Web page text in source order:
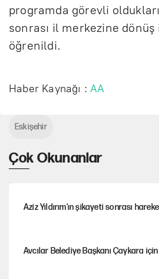
programda görevli
sonrası il merkezine dönüş
öğrenildi.
Haber Kaynağı :AA
Çok Okunanlar
Aziz Yıldırım’ın şikayeti sonrası
Avcılar Belediye Başkanı Çaykara
Eskişehir